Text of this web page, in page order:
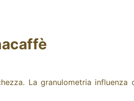
La granulometria influenza